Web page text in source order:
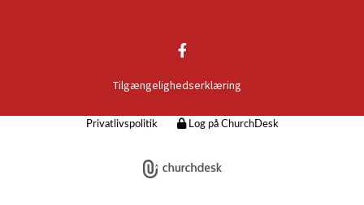
Tilgængelighedserklæring
Privatlivspolitik Log på ChurchDesk